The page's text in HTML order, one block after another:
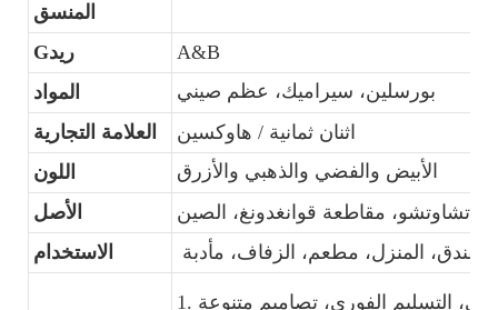
المنسق
Gريد
A&B
المواد
بورسلين، سيراميك، عظم صيني
العلامة التجارية
اثنان ثمانية / هاوكسين
اللون
الأبيض والفضي والذهبي والأزرق
الأصل
تشاوتشو، مقاطعة قوانغدونغ، الصين
الاستخدام
للفندق، المنزل، مطعم، الزفاف، مأدبة